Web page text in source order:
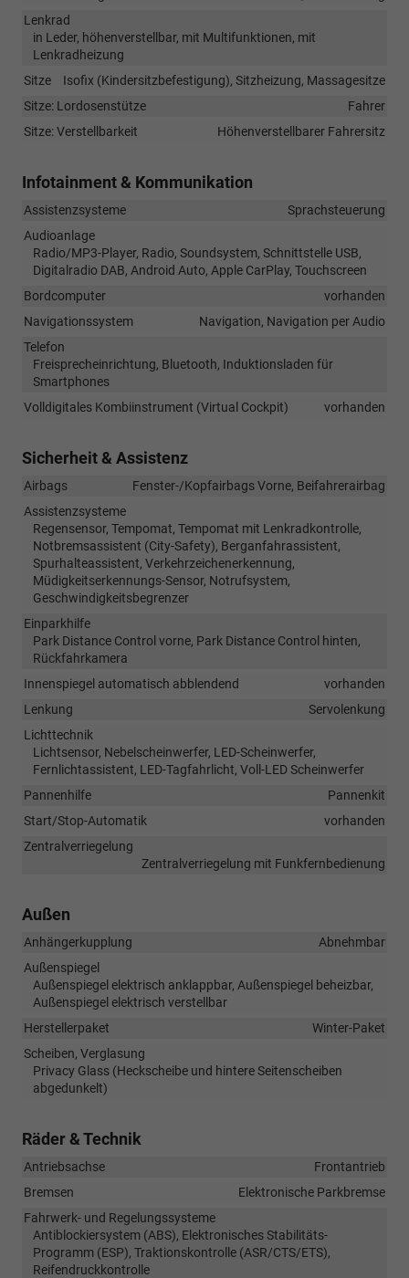
Lenkrad
in Leder, höhenverstellbar, mit Multifunktionen, mit
Lenkradheizung
Sitze
Isofix (Kindersitzbefestigung), Sitzheizung, Massagesitze
Sitze: Lordosenstütze
Fahrer
Sitze: Verstellbarkeit
Höhenverstellbarer Fahrersitz
Infotainment & Kommunikation
Assistenzsysteme
Sprachsteuerung
Audioanlage
Radio/MP3-Player, Radio, Soundsystem, Schnittstelle USB,
Digitalradio DAB, Android Auto, Apple CarPlay, Touchscreen
Bordcomputer
vorhanden
Navigationssystem
Navigation, Navigation per Audio
Telefon
Freisprecheinrichtung, Bluetooth, Induktionsladen für
Smartphones
Volldigitales Kombiinstrument (Virtual Cockpit)
vorhanden
Sicherheit & Assistenz
Airbags
Fenster-/Kopfairbags Vorne, Beifahrerairbag
Assistenzsysteme
Regensensor, Tempomat, Tempomat mit Lenkradkontrolle,
Notbremsassistent (City-Safety), Berganfahrassistent,
Spurhalteassistent, Verkehrzeichenerkennung,
Müdigkeitserkennungs-Sensor, Notrufsystem,
Geschwindigkeitsbegrenzer
Einparkhilfe
Park Distance Control vorne, Park Distance Control hinten,
Rückfahrkamera
Innenspiegel automatisch abblendend
vorhanden
Lenkung
Servolenkung
Lichttechnik
Lichtsensor, Nebelscheinwerfer, LED-Scheinwerfer,
Fernlichtassistent, LED-Tagfahrlicht, Voll-LED Scheinwerfer
Pannenhilfe
Pannenkit
Start/Stop-Automatik
vorhanden
Zentralverriegelung
Zentralverriegelung mit Funkfernbedienung
Außen
Anhängerkupplung
Abnehmbar
Außenspiegel
Außenspiegel elektrisch anklappbar, Außenspiegel beheizbar,
Außenspiegel elektrisch verstellbar
Herstellerpaket
Winter-Paket
Scheiben, Verglasung
Privacy Glass (Heckscheibe und hintere Seitenscheiben
abgedunkelt)
Räder & Technik
Antriebsachse
Frontantrieb
Bremsen
Elektronische Parkbremse
Fahrwerk- und Regelungssysteme
Antiblockiersystem (ABS), Elektronisches Stabilitäts-
Programm (ESP), Traktionskontrolle (ASR/CTS/ETS),
Reifendruckkontrolle